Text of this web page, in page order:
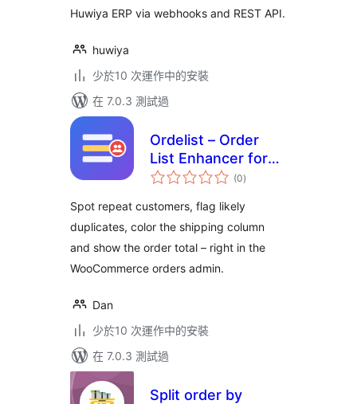
Huwiya ERP via webhooks and REST API.
huwiya
少於10 次運作中的安裝
在 7.0.3 測試過
Ordelist – Order
List Enhancer for
WooCommerce
(0總
評)
Spot repeat customers, flag likely
duplicates, color the shipping column
and show the order total – right in the
WooCommerce orders admin.
Dan
少於10 次運作中的安裝
在 7.0.3 測試過
Split order by